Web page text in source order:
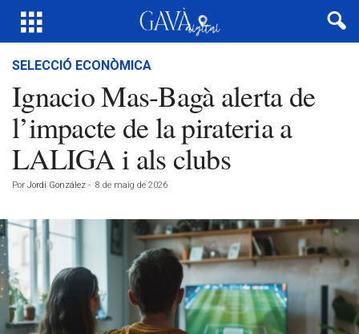
SELECCIÓ ECONÒMICA
Ignacio Mas-Bagà alerta de
l’impacte de la pirateria a
LALIGA i als clubs
Por Jordi González - 8 de maig de 2026